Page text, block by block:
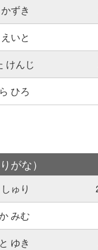
ずき
いと
けんじ
ひろ
がな）
ゅり
みむ
ゆき